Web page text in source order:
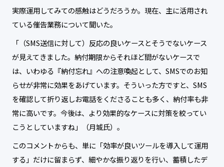
実際運用してみての感触はどうだろうか。現在、主に活用され
ている催告業務について聞いた。
「（SMS送信に対して）反応の良いケースとそうでないケース
が見えてきました。納付期限からそれほど間がないケースで
は、いわゆる『納付忘れ』への注意喚起として、SMSでのお知
らせが非常に効果をあげています。そういった方ですと、SMS
を確認して折り返しお電話をくださることも多く、納付率も非
常に高いです。今後は、より効果的なケースに対策を絞ってい
こうとしていますね」（月城氏）。
このコメントからも、単に「効率が良いツールを導入して運用
する」だけに留まらず、細やかな振り返りを行い、蓄積したデ